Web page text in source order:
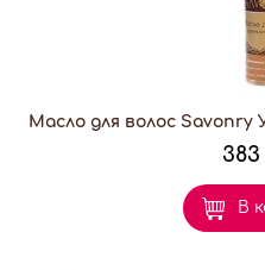
Масло для волос Savonry
В